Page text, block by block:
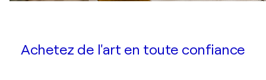
Achetez de l'art en toute confiance